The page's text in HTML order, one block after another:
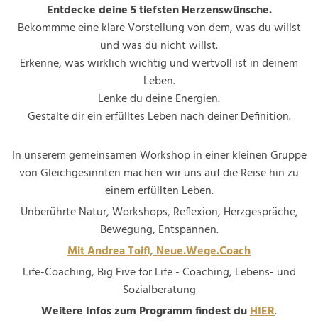
Entdecke deine 5 tiefsten Herzenswünsche.
Bekommme eine klare Vorstellung von dem, was du willst
und was du nicht willst.
Erkenne, was wirklich wichtig und wertvoll ist in deinem
Leben.
Lenke du deine Energien.
Gestalte dir ein erfülltes Leben nach deiner Definition.
In unserem gemeinsamen Workshop in einer kleinen Gruppe
von Gleichgesinnten machen wir uns auf die Reise hin zu
einem erfüllten Leben.
Unberührte Natur, Workshops, Reflexion, Herzgespräche,
Bewegung, Entspannen.
Mit Andrea Toifl, Neue.Wege.Coach
Life-Coaching, Big Five for Life - Coaching, Lebens- und
Sozialberatung
Weitere Infos zum Programm findest duHIER.